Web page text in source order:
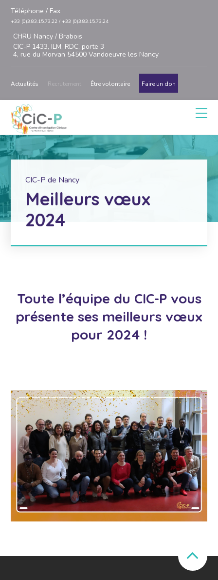
Téléphone / Fax
+33 (0)3.83.15.73.22 / +33 (0)3.83.15.73.24
CHRU Nancy / Brabois
CIC-P 1433, ILM, RDC, porte 3
4, rue du Morvan 54500 Vandoeuvre les Nancy
Actualités Recrutement Être volontaire Faire un don
CIC-P de Nancy
Meilleurs vœux
2024
Toute l’équipe du CIC-P vous
présente ses meilleurs vœux
pour 2024 !